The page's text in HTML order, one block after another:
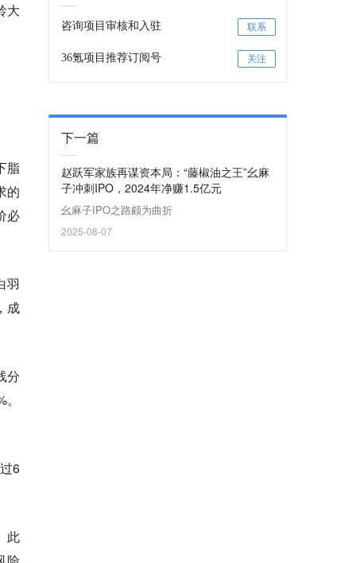
大
脂
的
必
羽
成
分
6
此
咨询项目审核和入驻 联系
36氪项目推荐订阅号 关注
下一篇
赵跃军家族再谋资本局：“藤椒油之王”幺麻
子冲刺IPO，2024年净赚1.5亿元
幺麻子IPO之路颇为曲折
2025-08-07